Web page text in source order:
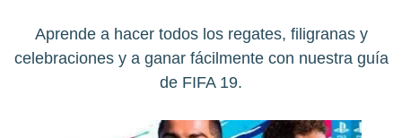
Aprende a hacer todos los regates, filigranas y
celebraciones y a ganar fácilmente con nuestra guía
de FIFA 19.